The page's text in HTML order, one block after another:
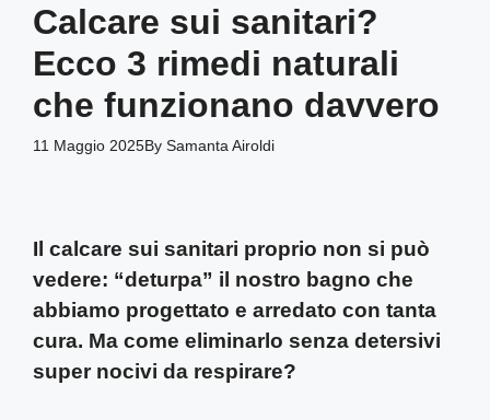
Calcare sui sanitari?
Ecco 3 rimedi naturali
che funzionano davvero
11 Maggio 2025By Samanta Airoldi
Il calcare sui sanitari proprio non si può
vedere: “deturpa” il nostro bagno che
abbiamo progettato e arredato con tanta
cura. Ma come eliminarlo senza detersivi
super nocivi da respirare?